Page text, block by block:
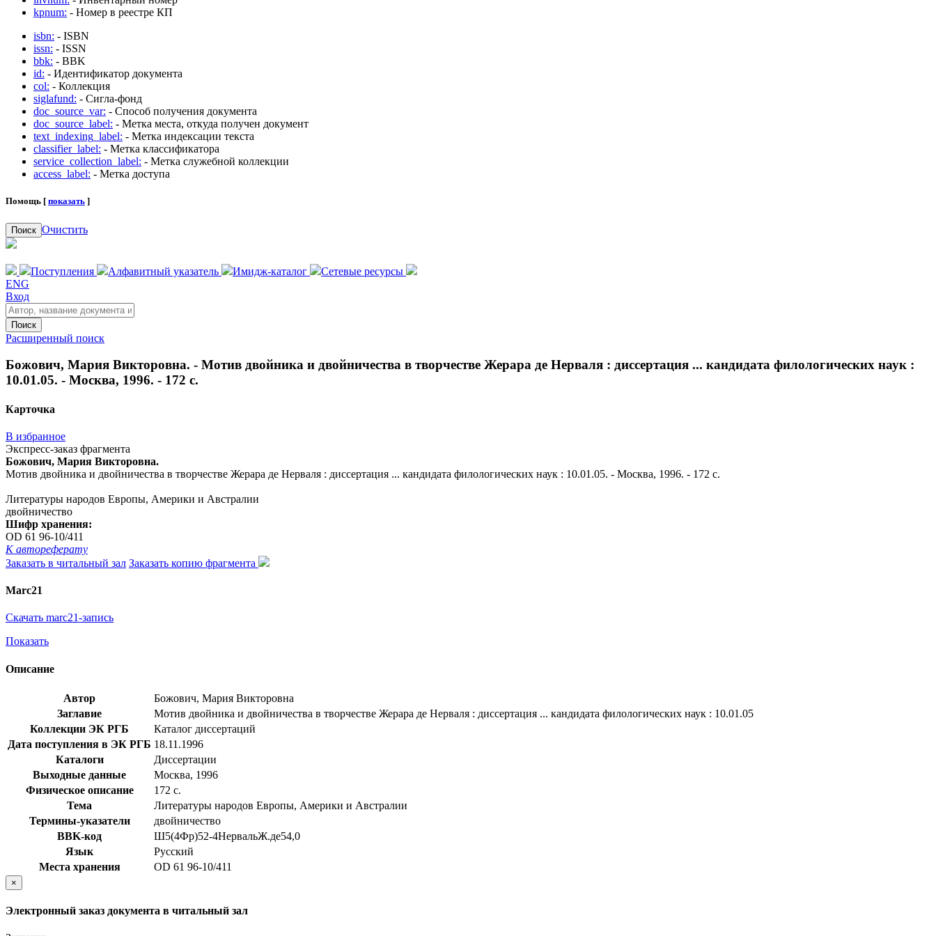
kpnum: - Номер в реестре КП
isbn: - ISBN
issn: - ISSN
bbk: - BBK
id: - Идентификатор документа
col: - Коллекция
siglafund: - Сигла-фонд
doc_source_var: - Способ получения документа
doc_source_label: - Метка места, откуда получен документ
text_indexing_label: - Метка индексации текста
classifier_label: - Метка классификатора
service_collection_label: - Метка служебной коллекции
access_label: - Метка доступа
Помощь [ показать ]
Поиск Очистить
Поступления Алфавитный указатель Имидж-каталог
Сетевые ресурсы
ENG
Вход
Поиск
Расширенный поиск
Божович, Мария Викторовна. - Мотив двойника и двойничества в творчестве Жерара де Нерваля : диссертация ... кандидата филологических наук :
10.01.05. - Москва, 1996. - 172 с.
Карточка
В избранное
Экспресс-заказ фрагмента
Божович, Мария Викторовна.
Мотив двойника и двойничества в творчестве Жерара де Нерваля : диссертация ... кандидата филологических наук : 10.01.05. - Москва, 1996. - 172 с.
Литературы народов Европы, Америки и Австралии
двойничество
Шифр хранения:
OD 61 96-10/411
К автореферату
Заказать в читальный зал Заказать копию фрагмента
Marc21
Скачать marc21-запись
Показать
Описание
Автор
Божович, Мария Викторовна
Заглавие
Мотив двойника и двойничества в творчестве Жерара де Нерваля : диссертация ... кандидата филологических наук : 10.01.05
Коллекции ЭК РГБ
Каталог диссертаций
Дата поступления в ЭК РГБ 18.11.1996
Каталоги
Диссертации
Выходные данные
Москва, 1996
Физическое описание
172 с.
Тема
Литературы народов Европы, Америки и Австралии
Термины-указатели
двойничество
BBK-код
Ш5(4Фр)52-4НервальЖ.де54,0
Язык
Русский
Места хранения
OD 61 96-10/411
×
Электронный заказ документа в читальный зал